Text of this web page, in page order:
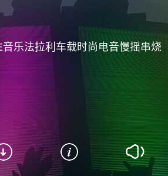
乐法拉利车载时尚电音慢摇串烧